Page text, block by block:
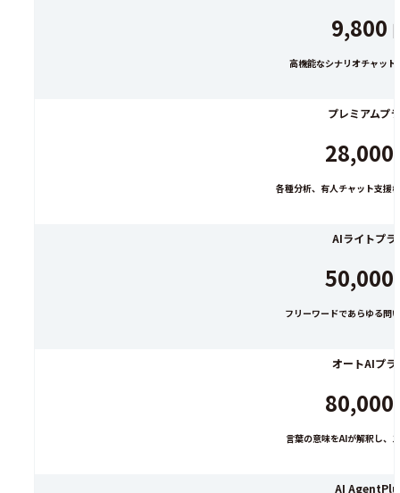
9,800
高機能なシナリオチャット
プレミアムプ
28,000
各種分析、有人チャット支援
AIライトプラ
50,000
フリーワードであらゆる問
オートAIプラ
80,000
言葉の意味をAIが解釈し、
AI